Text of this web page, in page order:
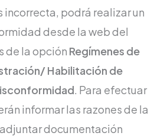
incorrecta, podrá realizar un
desde la web del
de la opción Regímenes de
Habilitación de
. Para efectuar
informar las razones de la
documentación